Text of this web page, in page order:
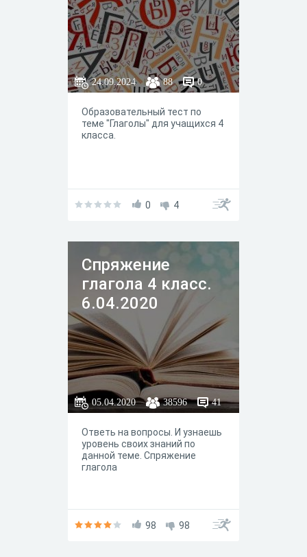
24.09.2024 88 0
Образовательный тест по
теме "Глаголы" для учащихся 4
класса.
0 4
Спряжение
глагола 4 класс.
6.04.2020
05.04.2020 38596 41
Ответь на вопросы. И узнаешь
уровень своих знаний по
данной теме. Спряжение
глагола
98 98